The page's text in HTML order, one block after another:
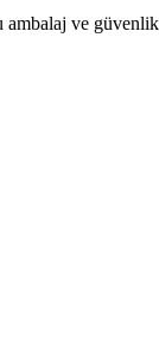
ve güvenlik